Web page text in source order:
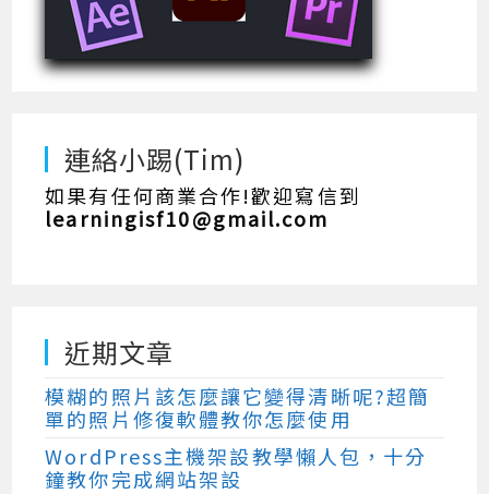
連絡小踢(Tim)
如果有任何商業合作!歡迎寫信到
learningisf10@gmail.com
近期文章
模糊的照片該怎麼讓它變得清晰呢?超簡
單的照片修復軟體教你怎麼使用
WordPress主機架設教學懶人包，十分
鐘教你完成網站架設